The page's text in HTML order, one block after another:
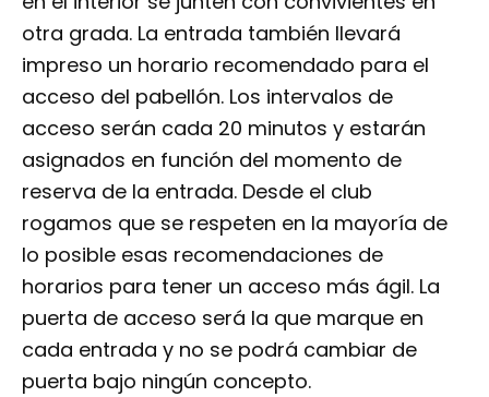
otra grada. La entrada también llevará
impreso un horario recomendado para el
acceso del pabellón. Los intervalos de
acceso serán cada 20 minutos y estarán
asignados en función del momento de
reserva de la entrada. Desde el club
rogamos que se respeten en la mayoría de
lo posible esas recomendaciones de
horarios para tener un acceso más ágil. La
puerta de acceso será la que marque en
cada entrada y no se podrá cambiar de
puerta bajo ningún concepto.